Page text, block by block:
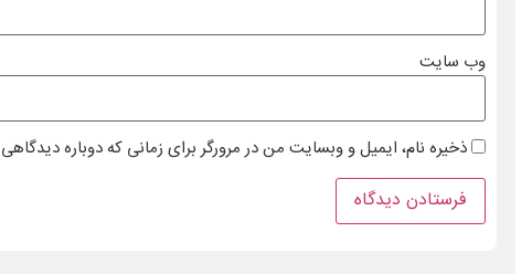
وب‌ سایت
ذخیره نام، ایمیل و وبسایت من در مرورگر برای زمانی که دوباره